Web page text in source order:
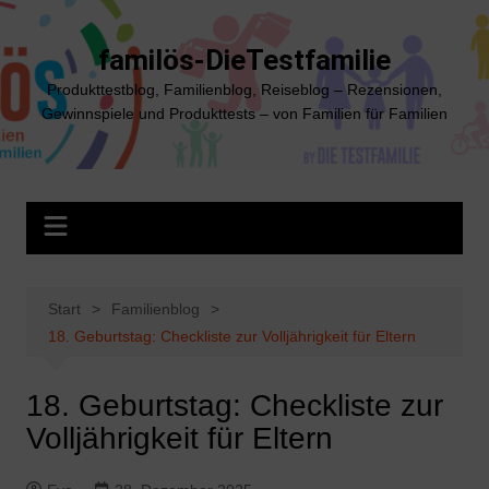
Zum
springen
familös-DieTestfamilie
Produkttestblog, Familienblog, Reiseblog – Rezensionen,
Gewinnspiele und Produkttests – von Familien für Familien
Start
Familienblog
18. Geburtstag: Checkliste zur Volljährigkeit für Eltern
18. Geburtstag: Checkliste zur
Volljährigkeit für Eltern